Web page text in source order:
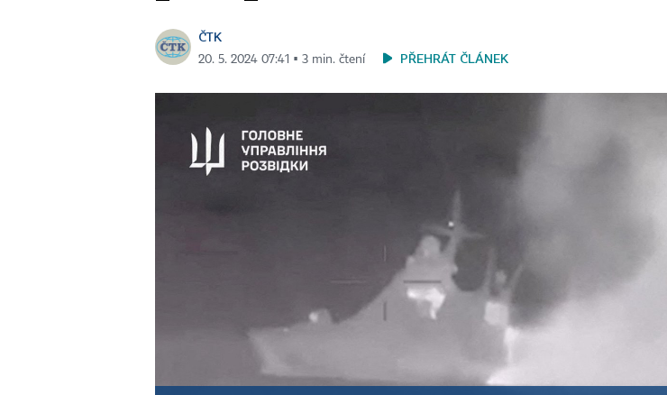
ČTK
20. 5. 2024 07:41 ▪ 3 min. čtení PŘEHRÁT ČLÁNEK